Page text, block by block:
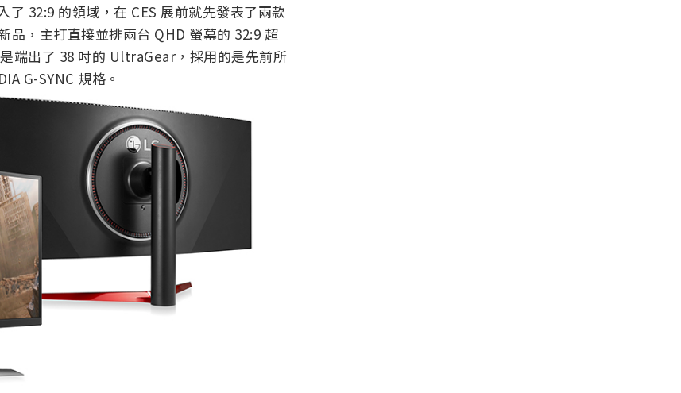
32:9 的領域，在 CES 展前就先發表了兩款
，主打直接並排兩台 QHD 螢幕的 32:9 超
端出了 38 吋的 UltraGear，採用的是先前所
G-SYNC 規格。